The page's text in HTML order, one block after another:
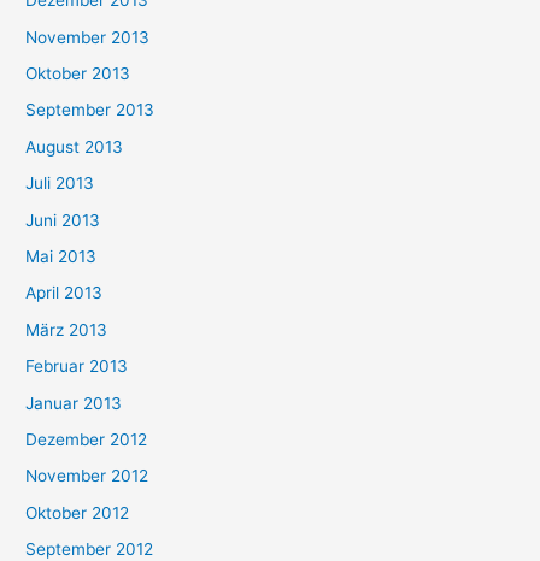
November 2013
Oktober 2013
September 2013
August 2013
Juli 2013
Juni 2013
Mai 2013
April 2013
März 2013
Februar 2013
Januar 2013
Dezember 2012
November 2012
Oktober 2012
September 2012